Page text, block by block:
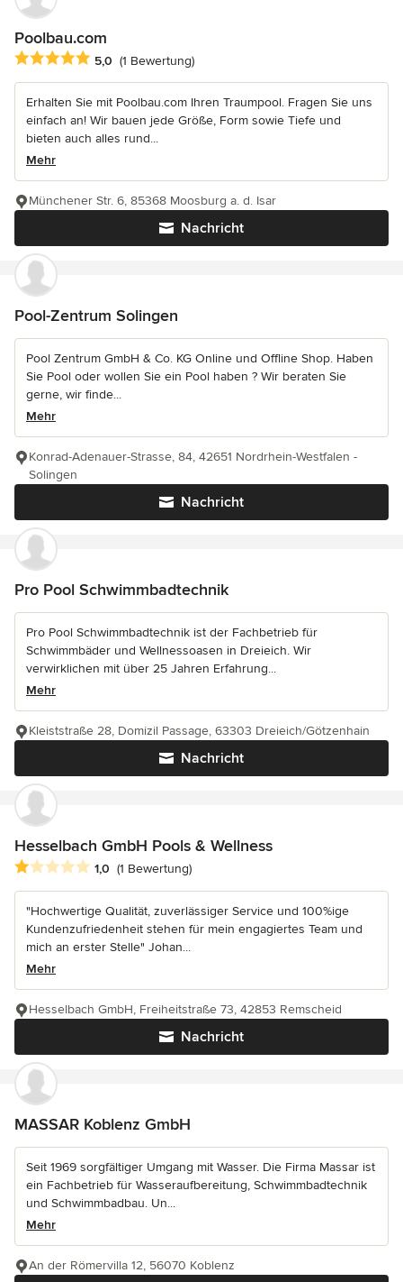
Poolbau.com
Durchschnittliche Bewertung: 5 von 5 Sternen
5,0 (1 Bewertung)
Erhalten Sie mit Poolbau.com Ihren Traumpool. Fragen Sie uns
einfach an! Wir bauen jede Größe, Form sowie Tiefe und
bieten auch alles rund...
Mehr
Nachricht
Münchener Str. 6, 85368 Moosburg a. d. Isar
Pool-Zentrum Solingen
Pool Zentrum GmbH & Co. KG Online und Offline Shop. Haben
Sie Pool oder wollen Sie ein Pool haben ? Wir beraten Sie
gerne, wir finde...
Mehr
Nachricht
Konrad-Adenauer-Strasse, 84, 42651 Nordrhein-Westfalen -
Solingen
Pro Pool Schwimmbadtechnik
Pro Pool Schwimmbadtechnik ist der Fachbetrieb für
Schwimmbäder und Wellnessoasen in Dreieich. Wir
verwirklichen mit über 25 Jahren Erfahrung...
Mehr
Nachricht
Kleiststraße 28, Domizil Passage, 63303 Dreieich/Götzenhain
Hesselbach GmbH Pools & Wellness
Durchschnittliche Bewertung: 1 von 5 Sternen
1,0 (1 Bewertung)
"Hochwertige Qualität, zuverlässiger Service und 100%ige
Kundenzufriedenheit stehen für mein engagiertes Team und
mich an erster Stelle" Johan...
Mehr
Nachricht
Hesselbach GmbH, Freiheitstraße 73, 42853 Remscheid
MASSAR Koblenz GmbH
Seit 1969 sorgfältiger Umgang mit Wasser. Die Firma Massar ist
ein Fachbetrieb für Wasseraufbereitung, Schwimmbadtechnik
und Schwimmbadbau. Un...
Mehr
An der Römervilla 12, 56070 Koblenz